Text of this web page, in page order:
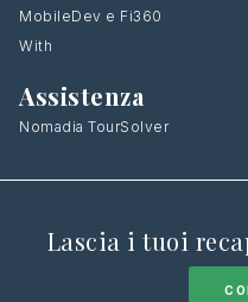
MobileDev e Fi360
With
Assistenza
Nomadia TourSolver
Lascia i tuoi